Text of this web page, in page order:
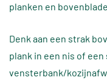
planken en
Denk aan een strak
plank in een nis of
vensterbank/